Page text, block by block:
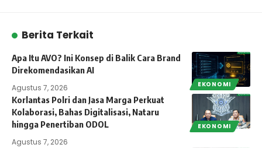
Berita Terkait
EKONOMI
Apa Itu AVO? Ini Konsep di Balik Cara Brand
Direkomendasikan AI
Agustus 7, 2026
EKONOMI
Korlantas Polri dan Jasa Marga Perkuat
Kolaborasi, Bahas Digitalisasi, Nataru
hingga Penertiban ODOL
Agustus 7, 2026